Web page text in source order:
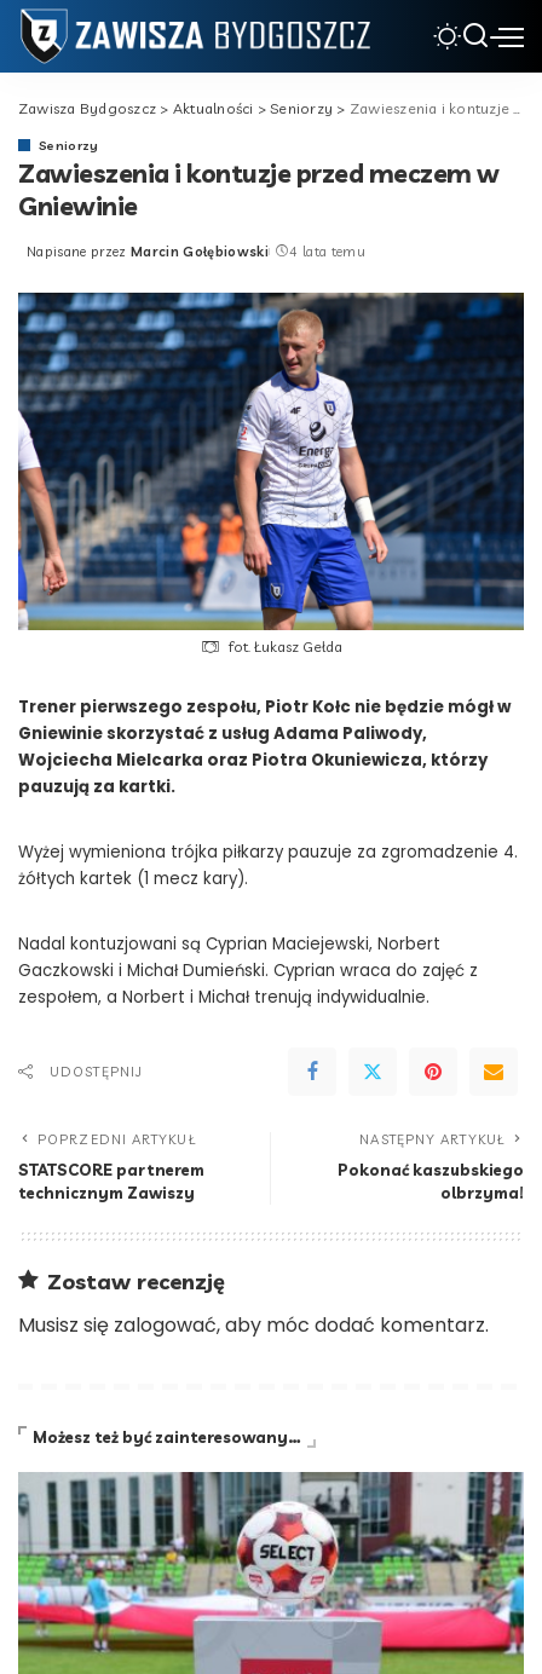
Zawisza Bydgoszcz > Aktualności >Seniorzy > Zawieszenia i kontuzje przed meczem w Gniewinie
Seniorzy
Zawieszenia i kontuzje przed meczem w
Gniewinie
Posted
Napisane przez Marcin Gołębiowski 4 lata temu
fot. Łukasz Gełda
Trener pierwszego zespołu, Piotr Kołc nie będzie mógł w
Gniewinie skorzystać z usług Adama Paliwody,
Wojciecha Mielcarka oraz Piotra Okuniewicza, którzy
pauzują za kartki.
Wyżej wymieniona trójka piłkarzy pauzuje za zgromadzenie 4.
żółtych kartek (1 mecz kary).
Nadal kontuzjowani są Cyprian Maciejewski, Norbert
Gaczkowski i Michał Dumieński. Cyprian wraca do zajęć z
zespołem, a Norbert i Michał trenują indywidualnie.
UDOSTĘPNIJ
POPRZEDNI ARTYKUŁ
STATSCORE partnerem
technicznym Zawiszy
NASTĘPNY ARTYKUŁ
Pokonać kaszubskiego
olbrzyma!
Zostaw recenzję
Musisz się zalogować, aby móc dodać komentarz.
Możesz też być zainteresowany…